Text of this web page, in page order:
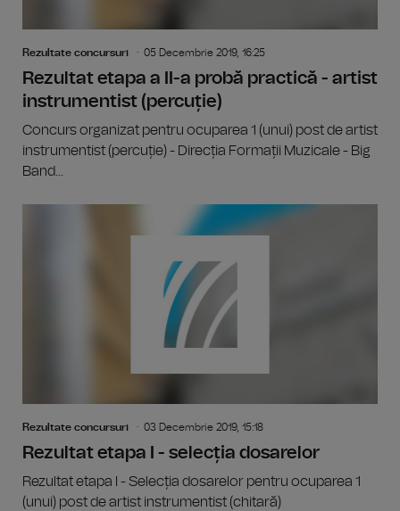
Rezultate concursuri 05 Decembrie 2019, 16:25
Rezultat etapa a II-a probă practică - artist
instrumentist (percuție)
Concurs organizat pentru ocuparea 1 (unui) post de artist
instrumentist (percuție) - Direcția Formații Muzicale - Big
Band...
Rezultate concursuri 03 Decembrie 2019, 15:18
Rezultat etapa I - selecția dosarelor
Rezultat etapa I - Selecția dosarelor pentru ocuparea 1
(unui) post de artist instrumentist (chitară)